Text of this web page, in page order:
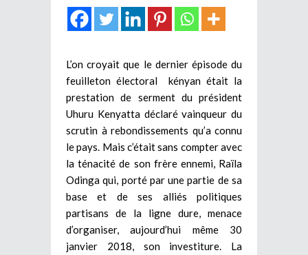
L’on croyait que le dernier épisode du
feuilleton électoral kényan était la
prestation de serment du président
Uhuru Kenyatta déclaré vainqueur du
scrutin à rebondissements qu’a connu
le pays. Mais c’était sans compter avec
la ténacité de son frère ennemi, Raïla
Odinga qui, porté par une partie de sa
base et de ses alliés politiques
partisans de la ligne dure, menace
d’organiser, aujourd’hui même 30
janvier 2018, son investiture. La